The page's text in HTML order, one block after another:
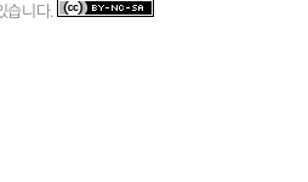
습니다.